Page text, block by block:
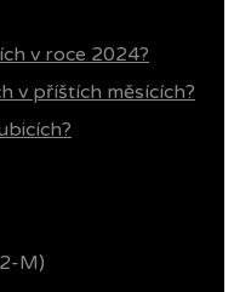
v roce 2024?
v příštích měsících?
M)